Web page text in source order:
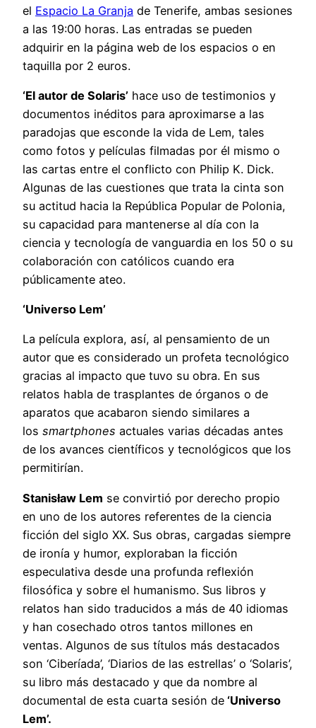
el Espacio La Granja de Tenerife, ambas sesiones
a las 19:00 horas. Las entradas se pueden
adquirir en la página web de los espacios o en
taquilla por 2 euros.
‘El autor de Solaris’ hace uso de testimonios y
documentos inéditos para aproximarse a las
paradojas que esconde la vida de Lem, tales
como fotos y películas filmadas por él mismo o
las cartas entre el conflicto con Philip K. Dick.
Algunas de las cuestiones que trata la cinta son
su actitud hacia la República Popular de Polonia,
su capacidad para mantenerse al día con la
ciencia y tecnología de vanguardia en los 50 o su
colaboración con católicos cuando era
públicamente ateo.
‘Universo Lem’
La película explora, así, al pensamiento de un
autor que es considerado un profeta tecnológico
gracias al impacto que tuvo su obra. En sus
relatos habla de trasplantes de órganos o de
aparatos que acabaron siendo similares a
los smartphones actuales varias décadas antes
de los avances científicos y tecnológicos que los
permitirían.
Stanisław Lem se convirtió por derecho propio
en uno de los autores referentes de la ciencia
ficción del siglo XX. Sus obras, cargadas siempre
de ironía y humor, exploraban la ficción
especulativa desde una profunda reflexión
filosófica y sobre el humanismo. Sus libros y
relatos han sido traducidos a más de 40 idiomas
y han cosechado otros tantos millones en
ventas. Algunos de sus títulos más destacados
son ‘Ciberíada’, ‘Diarios de las estrellas’ o ‘Solaris’,
su libro más destacado y que da nombre al
documental de esta cuarta sesión de ‘Universo
Lem’.